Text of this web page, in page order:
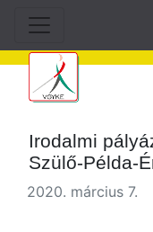
Irodalmi
Szülő-Példa-
2020. március 7.